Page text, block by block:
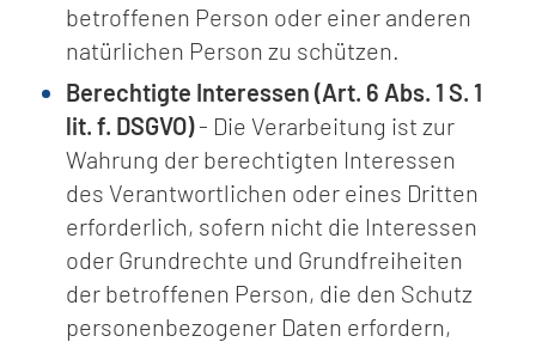
betroffenen Person oder einer anderen
natürlichen Person zu schützen.
Berechtigte Interessen (Art. 6 Abs. 1 S. 1
lit. f. DSGVO)- Die Verarbeitung ist zur
Wahrung der berechtigten Interessen
des Verantwortlichen oder eines Dritten
erforderlich, sofern nicht die Interessen
oder Grundrechte und Grundfreiheiten
der betroffenen Person, die den Schutz
personenbezogener Daten erfordern,